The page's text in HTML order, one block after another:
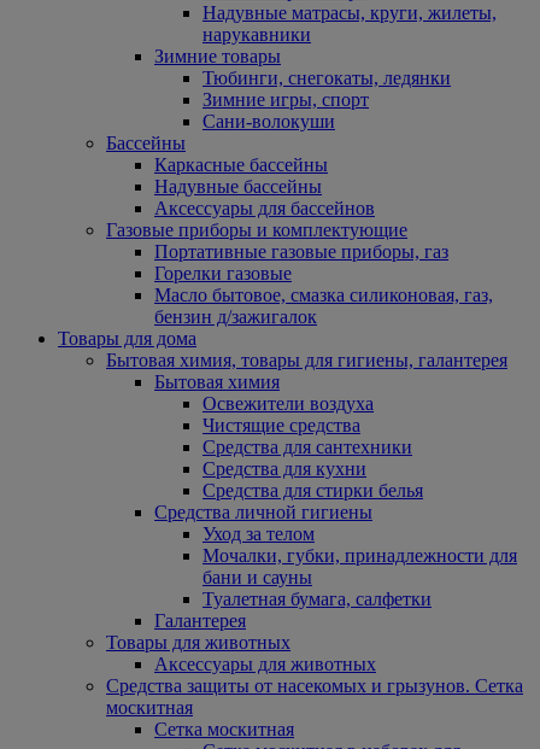
Надувные матрасы, круги, жилеты,
нарукавники
Зимние товары
Тюбинги, снегокаты, ледянки
Зимние игры, спорт
Сани-волокуши
Бассейны
Каркасные бассейны
Надувные бассейны
Аксессуары для бассейнов
Газовые приборы и комплектующие
Портативные газовые приборы, газ
Горелки газовые
Масло бытовое, смазка силиконовая, газ,
бензин д/зажигалок
Товары для дома
Бытовая химия, товары для гигиены, галантерея
Бытовая химия
Освежители воздуха
Чистящие средства
Средства для сантехники
Средства для кухни
Средства для стирки белья
Средства личной гигиены
Уход за телом
Мочалки, губки, принадлежности для
бани и сауны
Туалетная бумага, салфетки
Галантерея
Товары для животных
Аксессуары для животных
Средства защиты от насекомых и грызунов. Сетка
москитная
Сетка москитная